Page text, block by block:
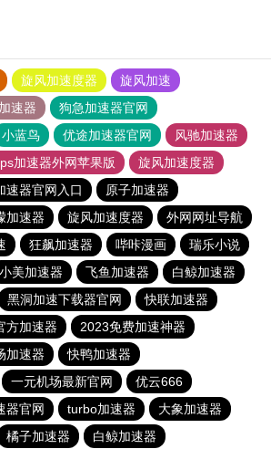
旋风加速度器
旋风加速
速器
狗急加速器官网
小蓝鸟 优途加速器官网
风驰加速器
加速器外网苹果版
旋风加速度器
速器官网入口
原子加速器
加速器 旋风加速度器
外网网址导航
狂飙加速器 哔咔漫画
瑞乐小说
小美加速器 飞鱼加速器
白鲸加速器
黑洞加速下载器官网
快联加速器
方加速器
2023免费加速神器
加速器
快鸭加速器
一元机场最新官网
优云666
器官网 turbo加速器
大象加速器
橘子加速器 白鲸加速器